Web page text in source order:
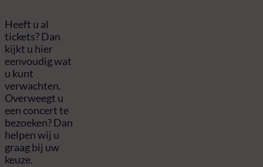
Heeft u al
tickets? Dan
kijkt u hier
eenvoudig wat
u kunt
verwachten.
Overweegt u
een concert te
bezoeken? Dan
helpen wij u
graag bij uw
keuze.